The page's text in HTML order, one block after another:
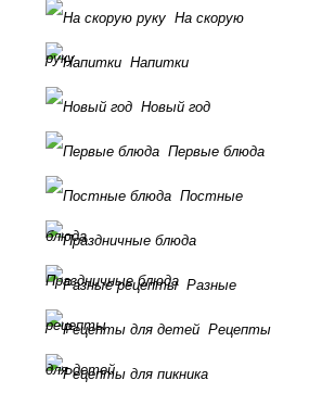
На скорую
руку Напитки
Новый год
Первые блюда
Постные
блюда
Праздничные блюда Разные
рецепты Рецепты
для детей